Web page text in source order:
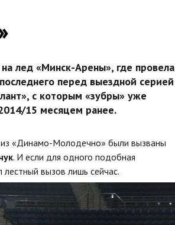
лед «Минск-Арены», где провела
перед выездной серией
с которым «зубры» уже
15 месяцем ранее.
из «Динамо-Молодечно» были вызваны
. И если для одного подобная
вызов лишь сейчас.